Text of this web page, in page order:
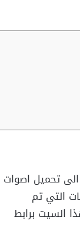
الى تحميل اصوات
التي تم
السيت برابط